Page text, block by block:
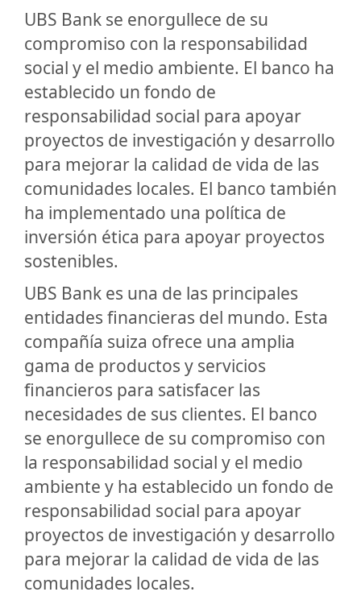
UBS Bank se enorgullece de su
compromiso con la responsabilidad
social y el medio ambiente. El banco ha
establecido un fondo de
responsabilidad social para apoyar
proyectos de investigación y desarrollo
para mejorar la calidad de vida de las
comunidades locales. El banco también
ha implementado una política de
inversión ética para apoyar proyectos
sostenibles.
UBS Bank es una de las principales
entidades financieras del mundo. Esta
compañía suiza ofrece una amplia
gama de productos y servicios
financieros para satisfacer las
necesidades de sus clientes. El banco
se enorgullece de su compromiso con
la responsabilidad social y el medio
ambiente y ha establecido un fondo de
responsabilidad social para apoyar
proyectos de investigación y desarrollo
para mejorar la calidad de vida de las
comunidades locales.